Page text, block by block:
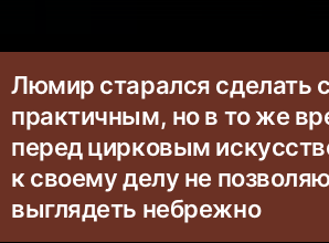
Люмир старался сделать
практичным, но в то же
перед цирковым
к своему делу не
выглядеть небрежно